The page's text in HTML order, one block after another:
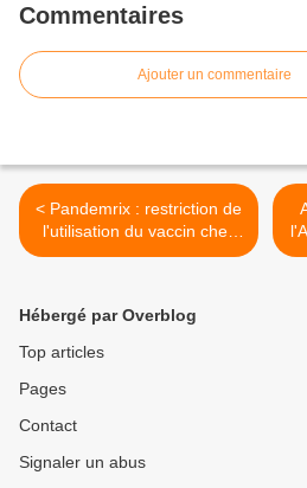
Commentaires
Ajouter un commentaire
< Pandemrix : restriction de
l'utilisation du vaccin chez
les personnes de moins de
Hébergé par Overblog
Top articles
Pages
Contact
Signaler un abus